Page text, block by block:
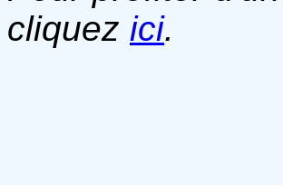
cliquez ici.